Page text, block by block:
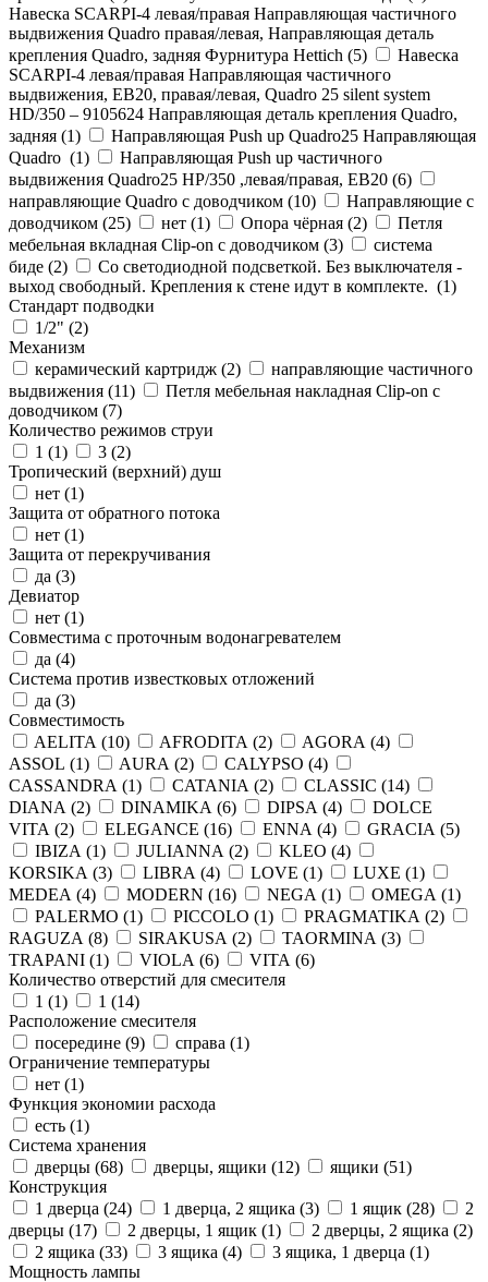
Навеска SCARPI-4 левая/правая Направляющая частичного
выдвижения Quadro правая/левая, Направляющая деталь
крепления Quadro, задняя Фурнитура Hettich (5)
Навеска
SCARPI-4 левая/правая Направляющая частичного
выдвижения, ЕВ20, правая/левая, Quadro 25 silent system
HD/350 – 9105624 Направляющая деталь крепления Quadro,
задняя (1)
Направляющая Push up Quadro25 Направляющая
Quadro (1)
Направляющая Push up частичного
выдвижения Quadro25 НР/350 ,левая/правая, ЕВ20 (6)
направляющие Quadro с доводчиком (10)
Направляющие с
доводчиком (25) нет (1) Опора чёрная (2)
Петля
мебельная вкладная Clip-on с доводчиком (3)
система
биде (2)
Со светодиодной подсветкой. Без выключателя -
выход свободный. Крепления к стене идут в комплекте. (1)
Стандарт подводки
1/2" (2)
Механизм
керамический картридж (2)
направляющие частичного
выдвижения (11)
Петля мебельная накладная Clip-on с
доводчиком (7)
Количество режимов струи
1 (1) 3 (2)
Тропический (верхний) душ
нет (1)
Защита от обратного потока
нет (1)
Защита от перекручивания
да (3)
Девиатор
нет (1)
Совместима с проточным водонагревателем
да (4)
Система против известковых отложений
да (3)
Совместимость
AELITA (10) AFRODITA (2) AGORA (4)
ASSOL (1) AURA (2) CALYPSO (4)
CASSANDRA (1) CATANIA (2) CLASSIC (14)
DIANA (2) DINAMIKA (6) DIPSA (4)
DOLCE
VITA (2) ELEGANCE (16) ENNA (4) GRACIA (5)
IBIZA (1) JULIANNA (2) KLEO (4)
KORSIKA (3) LIBRA (4) LOVE (1) LUXE (1)
MEDEA (4) MODERN (16) NEGA (1) OMEGA (1)
PALERMO (1) PICCOLO (1) PRAGMATIKA (2)
RAGUZA (8) SIRAKUSA (2) TAORMINA (3)
TRAPANI (1) VIOLA (6) VITA (6)
Количество отверстий для смесителя
1 (1) 1 (14)
Расположение смесителя
посередине (9) справа (1)
Ограничение температуры
нет (1)
Функция экономии расхода
есть (1)
Система хранения
дверцы (68) дверцы, ящики (12) ящики (51)
Конструкция
1 дверца (24) 1 дверца, 2 ящика (3) 1 ящик (28)
2
дверцы (17) 2 дверцы, 1 ящик (1) 2 дверцы, 2 ящика (2)
2 ящика (33) 3 ящика (4) 3 ящика, 1 дверца (1)
Мощность лампы